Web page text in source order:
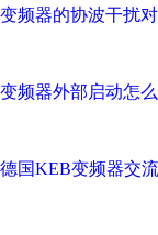
变频器的协波干扰
变频器外部启动怎
德国KEB变频器交